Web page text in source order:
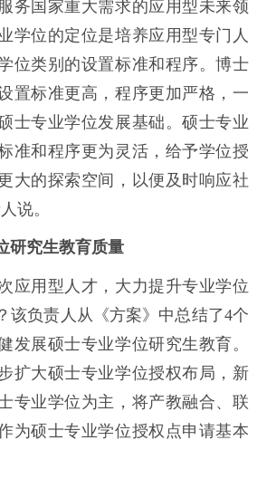
务国家重大需求的应用型未来领
学位的定位是培养应用型专门人
位类别的设置标准和程序。博士
置标准更高，程序更加严格，一
士专业学位发展基础。硕士专业
准和程序更为灵活，给予学位授
大的探索空间，以便及时响应社
人说。
研究生教育质量
应用型人才，大力提升专业学位
该负责人从《方案》中总结了4个
发展硕士专业学位研究生教育。
扩大硕士专业学位授权布局，新
专业学位为主，将产教融合、联
为硕士专业学位授权点申请基本